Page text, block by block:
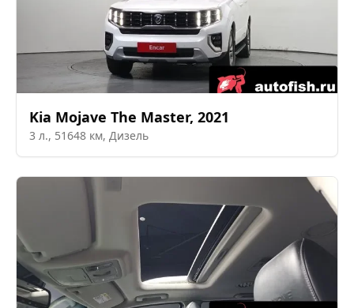
Kia Mojave The Master, 2021
3 л., 51648 км, Дизель